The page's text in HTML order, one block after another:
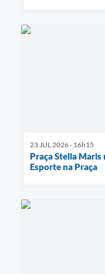
23 JUL 2026 - 16h15
Praça Stella Maris
Esporte na Praça